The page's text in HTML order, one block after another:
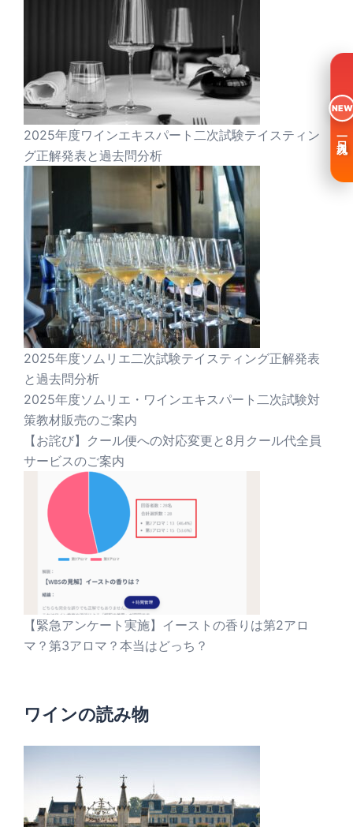
2025年度ワインエキスパート二次試験テイスティン
グ正解発表と過去問分析
2025年度ソムリエ二次試験テイスティング正解発表
と過去問分析
2025年度ソムリエ・ワインエキスパート二次試験対
策教材販売のご案内
【お詫び】クール便への対応変更と8月クール代全員
サービスのご案内
【緊急アンケート実施】イーストの香りは第2アロ
マ？第3アロマ？本当はどっち？
ワインの読み物
NEW